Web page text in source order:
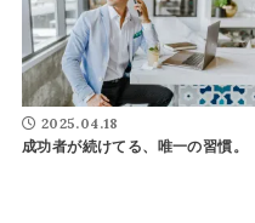
2025.04.18
成功者が続けてる、唯一の習慣。